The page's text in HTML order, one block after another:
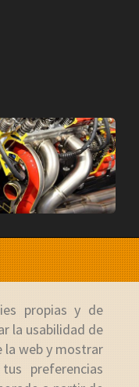
propias y de
la usabilidad de
la web y mostrar
preferencias